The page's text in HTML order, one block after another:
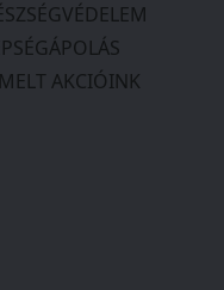
AKCIÓINK